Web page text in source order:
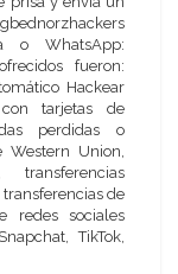
o WhatsApp:
fueron:
Hackear
tarjetas de
perdidas o
Western Union,
transferencias
de
redes sociales
TikTok,